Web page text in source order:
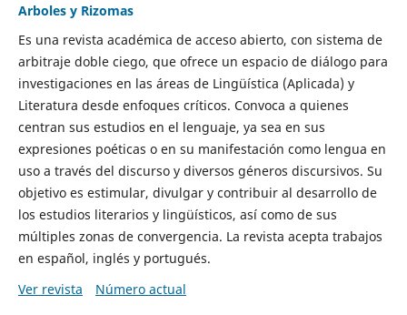
Arboles y Rizomas
Es una revista académica de acceso abierto, con sistema de
arbitraje doble ciego, que ofrece un espacio de diálogo para
investigaciones en las áreas de Lingüística (Aplicada) y
Literatura desde enfoques críticos. Convoca a quienes
centran sus estudios en el lenguaje, ya sea en sus
expresiones poéticas o en su manifestación como lengua en
uso a través del discurso y diversos géneros discursivos. Su
objetivo es estimular, divulgar y contribuir al desarrollo de
los estudios literarios y lingüísticos, así como de sus
múltiples zonas de convergencia. La revista acepta trabajos
en español, inglés y portugués.
Ver revista
Número actual